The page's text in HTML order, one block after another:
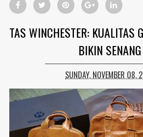
TAS WINCHESTER: KUALITAS
BIKIN SENANG
SUNDAY, NOVEMBER 08,